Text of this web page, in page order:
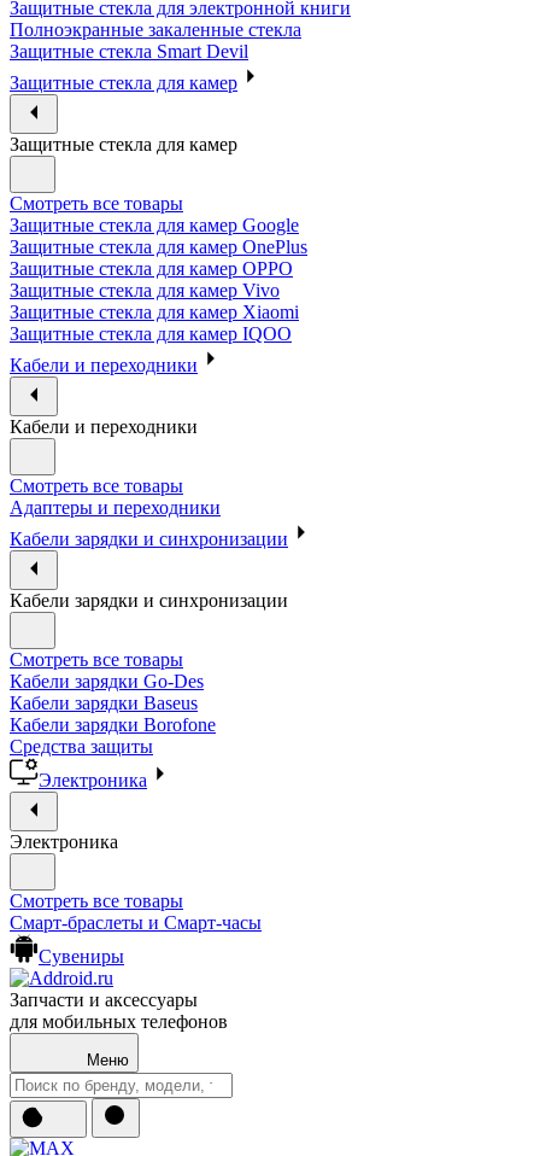
Защитные стекла для электронной книги
Полноэкранные закаленные стекла
Защитные стекла Smart Devil
Защитные стекла для камер
Защитные стекла для камер
Смотреть все товары
Защитные стекла для камер Google
Защитные стекла для камер OnePlus
Защитные стекла для камер OPPO
Защитные стекла для камер Vivo
Защитные стекла для камер Xiaomi
Защитные стекла для камер IQOO
Кабели и переходники
Кабели и переходники
Смотреть все товары
Адаптеры и переходники
Кабели зарядки и синхронизации
Кабели зарядки и синхронизации
Смотреть все товары
Кабели зарядки Go-Des
Кабели зарядки Baseus
Кабели зарядки Borofone
Средства защиты
Электроника
Электроника
Смотреть все товары
Смарт-браслеты и Смарт-часы
Сувениры
Запчасти и аксессуары
для мобильных телефонов
Меню